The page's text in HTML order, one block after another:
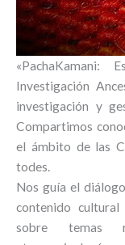
«PachaKamani:
Investigación
investigación y
Compartimos
el ámbito de las
todes.
Nos guía el
contenido
sobre temas